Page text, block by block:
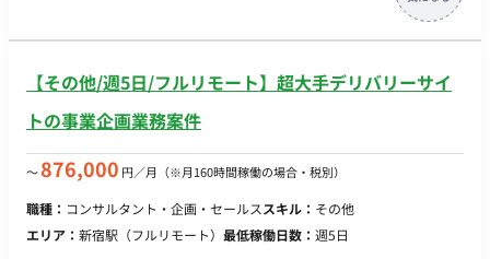
【その他/週5日/フルリモート】超大手デリバリーサイ
トの事業企画業務案件
〜876,000 円／月 （※月160時間稼働の場合・税別）
職種： コンサルタント・企画・セールススキル： その他
エリア： 新宿駅（フルリモート） 最低稼働日数： 週5日